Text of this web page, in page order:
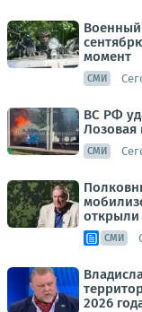
Военный
момент
СМИ
ВС РФ
Лозовая
СМИ
открыли
СМИ
2026